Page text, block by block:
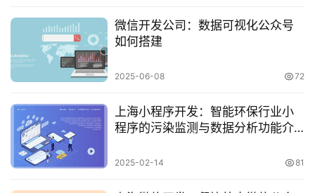
微信开发公司：数据可视化公众号
如何搭建
2025-06-08 72
上海小程序开发：智能环保行业小
程序的污染监测与数据分析功能介
2025-02-14 81